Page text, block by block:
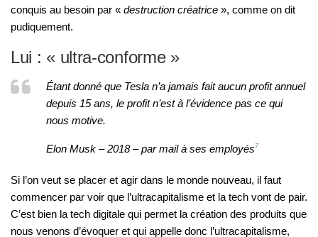
conquis au besoin par « destruction créatrice », comme on dit
pudiquement.
Lui : « ultra-conforme »
Étant donné que Tesla n’a jamais fait aucun profit annuel
depuis 15 ans, le profit n’est à l’évidence pas ce qui
nous motive.
Elon Musk – 2018 – par mail à ses employés 7
Si l’on veut se placer et agir dans le monde nouveau, il faut
commencer par voir que l’ultracapitalisme et la tech vont de pair.
C’est bien la tech digitale qui permet la création des produits que
nous venons d’évoquer et qui appelle donc l’ultracapitalisme,